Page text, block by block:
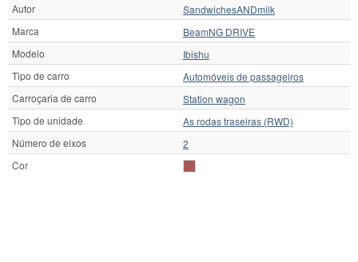
Autor
SandwichesANDmilk
Marca
BeamNG DRIVE
Modelo
Ibishu
Tipo de carro
Automóveis de passageiros
Carroçaria de carro
Station wagon
Tipo de unidade
As rodas traseiras (RWD)
Número de eixos
2
Cor